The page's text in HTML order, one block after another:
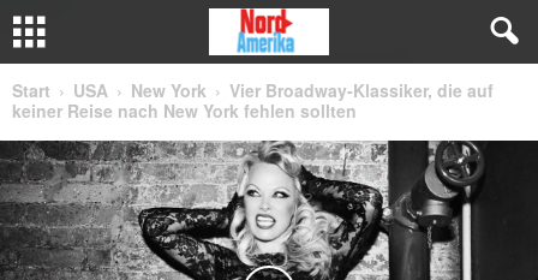
Start USA New York
Vier Broadway-Klassiker, die auf
keiner Reise nach New York fehlen sollten